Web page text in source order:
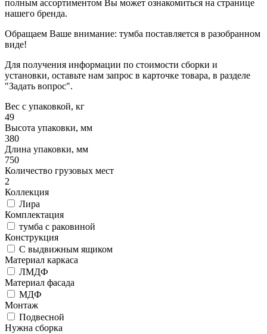
полным ассортиментом Вы может ознакомиться на странице
нашего бренда.
Обращаем Ваше внимание: тумба поставляется в разобранном
виде!
Для получения информации по стоимости сборки и
установки, оставьте нам запрос в карточке товара, в разделе
"Задать вопрос".
Вес с упаковкой, кг
49
Высота упаковки, мм
380
Длина упаковки, мм
750
Количество грузовых мест
2
Коллекция
Лира
Комплектация
тумба с раковиной
Конструкция
С выдвижным ящиком
Материал каркаса
ЛМДФ
Материал фасада
МДФ
Монтаж
Подвесной
Нужна сборка